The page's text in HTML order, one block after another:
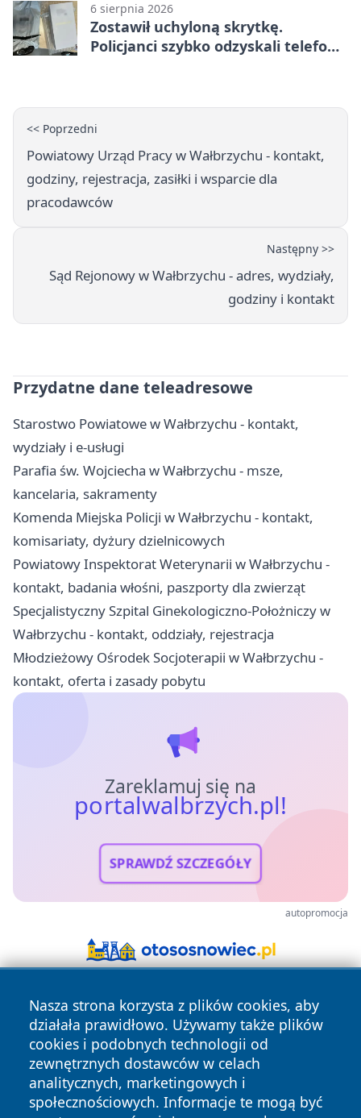
6 sierpnia 2026
Zostawił uchyloną skrytkę.
Policjanci szybko odzyskali telefon
<< Poprzedni
Powiatowy Urząd Pracy w Wałbrzychu - kontakt,
godziny, rejestracja, zasiłki i wsparcie dla
pracodawców
Następny >>
Sąd Rejonowy w Wałbrzychu - adres, wydziały,
godziny i kontakt
Przydatne dane teleadresowe
Starostwo Powiatowe w Wałbrzychu - kontakt,
wydziały i e-usługi
Parafia św. Wojciecha w Wałbrzychu - msze,
kancelaria, sakramenty
Komenda Miejska Policji w Wałbrzychu - kontakt,
komisariaty, dyżury dzielnicowych
Powiatowy Inspektorat Weterynarii w Wałbrzychu -
kontakt, badania włośni, paszporty dla zwierząt
Specjalistyczny Szpital Ginekologiczno-Położniczy w
Wałbrzychu - kontakt, oddziały, rejestracja
Młodzieżowy Ośrodek Socjoterapii w Wałbrzychu -
kontakt, oferta i zasady pobytu
Zareklamuj się na
portalwalbrzych.pl!
SPRAWDŹ SZCZEGÓŁY
autopromocja
Nasza strona korzysta z plików cookies, aby
działała prawidłowo. Używamy także plików
cookies i podobnych technologii od
zewnętrznych dostawców w celach
analitycznych, marketingowych i
społecznościowych. Informacje te mogą być
Copyright © 2026 portalwalbrzych.pl Wszystkie prawa
zastrzeżone.